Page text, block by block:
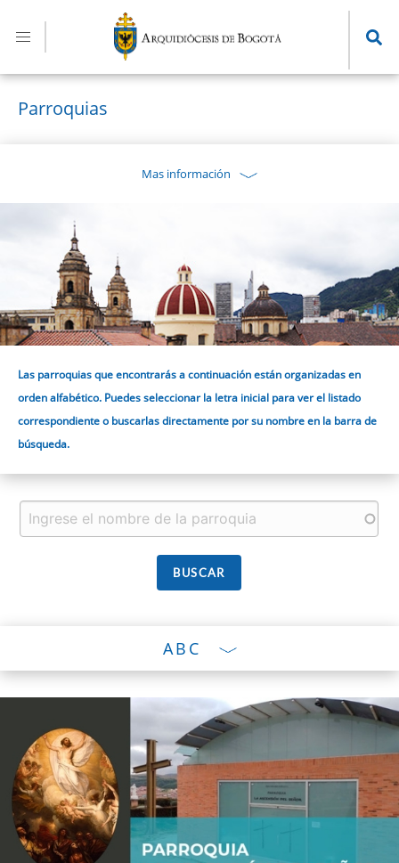
contenido
principal
Parroquias
Mas información
Las parroquias que encontrarás a continuación están organizadas en
orden alfabético. Puedes seleccionar la letra inicial para ver el listado
correspondiente o buscarlas directamente por su nombre en la barra de
búsqueda.
ABC